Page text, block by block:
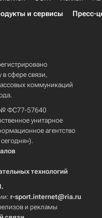
и сервисы Пресс-
сфере связи,
коммуникаций
№ ФС77-57640
унитарное
агентство
технологий
r-sport.internet@ria.ru
и рекламы